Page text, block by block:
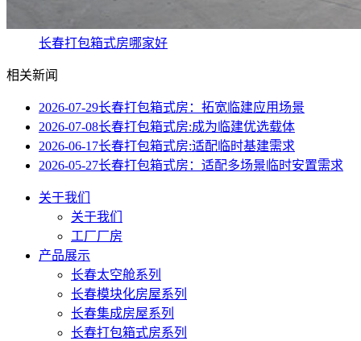
长春打包箱式房哪家好
相关新闻
2026-07-29长春打包箱式房：拓宽临建应用场景
2026-07-08长春打包箱式房:成为临建优选载体
2026-06-17长春打包箱式房:适配临时基建需求
2026-05-27长春打包箱式房：适配多场景临时安置需求
关于我们
关于我们
工厂厂房
产品展示
长春太空舱系列
长春模块化房屋系列
长春集成房屋系列
长春打包箱式房系列